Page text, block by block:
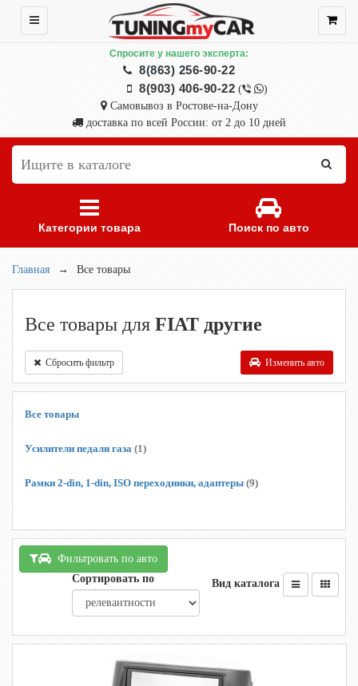
Спросите у нашего эксперта:
8(863) 256-90-22
8(903) 406-90-22 (
)
Самовывоз в Ростове-на-Дону
доставка по всей России: от 2 до 10 дней
Категории товара Поиск по авто
Главная → Все товары
Все товары для FIAT другие
Сбросить фильтр Изменить авто
Все товары
Усилители педали газа (1)
Рамки 2-din, 1-din, ISO переходники, адаптеры (9)
Фильтровать по авто
Вид каталога
Сортировать по